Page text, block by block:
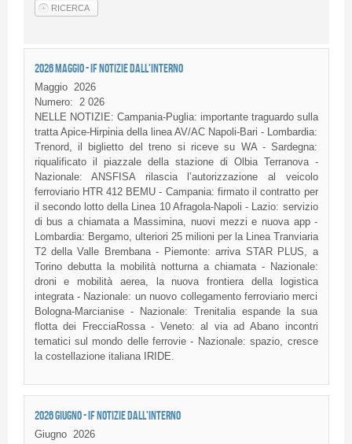
2026 MAGGIO - IF NOTIZIE DALL'INTERNO
Maggio 2026
Numero: 2 026
NELLE NOTIZIE: Campania-Puglia: importante traguardo sulla
tratta Apice-Hirpinia della linea AV/AC Napoli-Bari - Lombardia:
Trenord, il biglietto del treno si riceve su WA - Sardegna:
riqualificato il piazzale della stazione di Olbia Terranova -
Nazionale: ANSFISA rilascia l’autorizzazione al veicolo
ferroviario HTR 412 BEMU - Campania: firmato il contratto per
il secondo lotto della Linea 10 Afragola-Napoli - Lazio: servizio
di bus a chiamata a Massimina, nuovi mezzi e nuova app -
Lombardia: Bergamo, ulteriori 25 milioni per la Linea Tranviaria
T2 della Valle Brembana - Piemonte: arriva STAR PLUS, a
Torino debutta la mobilità notturna a chiamata - Nazionale:
droni e mobilità aerea, la nuova frontiera della logistica
integrata - Nazionale: un nuovo collegamento ferroviario merci
Bologna-Marcianise - Nazionale: Trenitalia espande la sua
flotta dei FrecciaRossa - Veneto: al via ad Abano incontri
tematici sul mondo delle ferrovie - Nazionale: spazio, cresce
la costellazione italiana IRIDE.
2026 GIUGNO - IF NOTIZIE DALL'INTERNO
Giugno
2026